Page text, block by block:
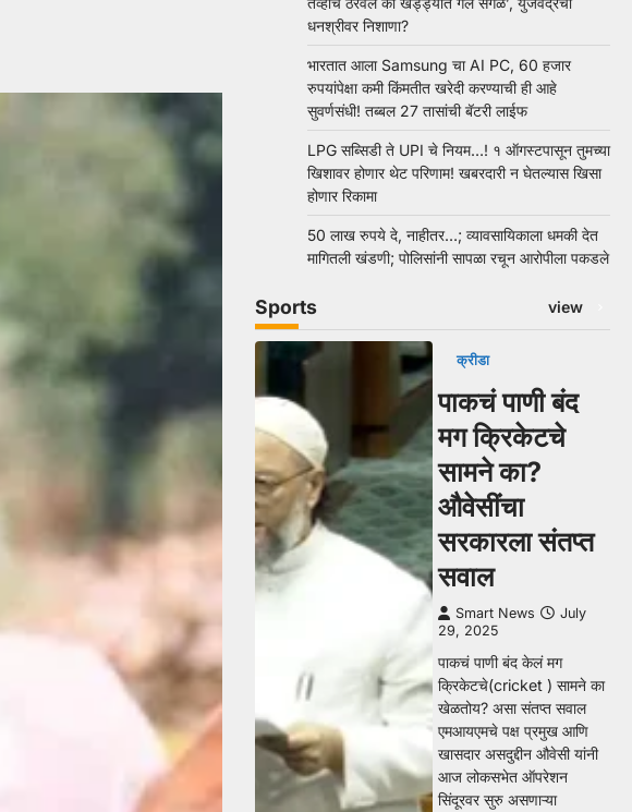
धनश्रीवर निशाणा?
भारतात आला Samsung चा AI PC, 60 हजार
रुपयांपेक्षा कमी किंमतीत खरेदी करण्याची ही आहे
सुवर्णसंधी! तब्बल 27 तासांची बॅटरी लाईफ
LPG सब्सिडी ते UPI चे नियम…! १ ऑगस्टपासून तुमच्या
खिशावर होणार थेट परिणाम! खबरदारी न घेतल्यास खिसा
होणार रिकामा
50 लाख रुपये दे, नाहीतर…; व्यावसायिकाला धमकी देत
मागितली खंडणी; पोलिसांनी सापळा रचून आरोपीला पकडले
Sports view
क्रीडा
पाकचं पाणी बंद
मग क्रिकेटचे
सामने का?
औवेसींचा
सरकारला संतप्त
सवाल
Smart News
July
29, 2025
पाकचं पाणी बंद केलं मग
क्रिकेटचे(cricket ) सामने का
खेळतोय? असा संतप्त सवाल
एमआयएमचे पक्ष प्रमुख आणि
खासदार असदुद्दीन औवेसी यांनी
आज लोकसभेत ऑपरेशन
सिंदूरवर सुरु असणाऱ्या